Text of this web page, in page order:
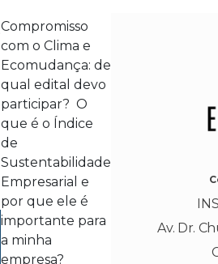
Compromisso
com o Clima e
Ecomudança: de
qual edital devo
participar? O
que é o Índice
de
Sustentabilidade
Empresarial e
por que ele é
importante para
a minha
empresa?
Av. Dr.